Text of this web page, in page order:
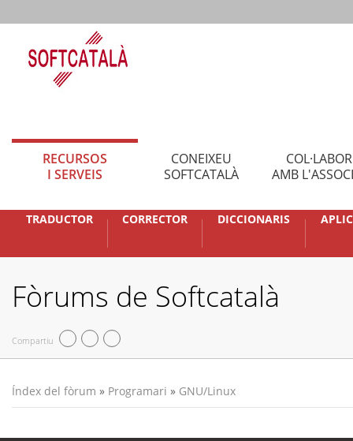
RECURSOS
I SERVEIS
CONEIXEU
SOFTCATALÀ
AMB
TRADUCTOR CORRECTOR DICCIONARIS
Fòrums de Softcatalà
Compartiu
Índex del fòrum » Programari » GNU/Linux